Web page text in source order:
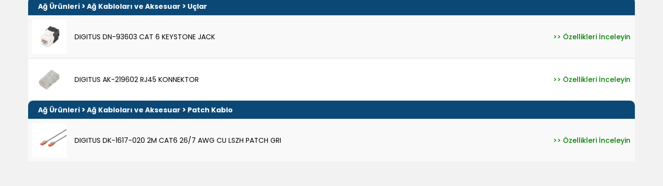
Ağ Ürünleri > Ağ Kabloları ve Aksesuar > Uçlar
DIGITUS DN-93603 CAT 6 KEYSTONE JACK >> Özellikleri İnceleyin
DIGITUS AK-219602 RJ45 KONNEKTOR >> Özellikleri İnceleyin
Ağ Ürünleri > Ağ Kabloları ve Aksesuar > Patch Kablo
DIGITUS DK-1617-020 2M CAT6 26/7 AWG CU LSZH PATCH GRI >> Özellikleri İnceleyin